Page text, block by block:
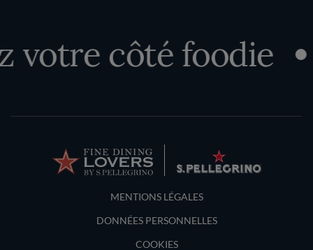
côté foodie
Terms and Conditions
MENTIONS LÉGALES
DONNÉES PERSONNELLES
COOKIES